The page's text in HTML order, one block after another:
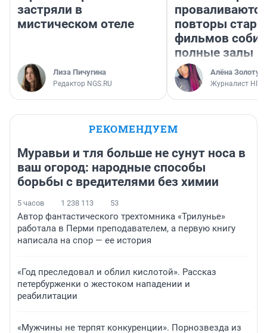
застряли в
мистическом отеле
Лиза Пичугина
Редактор NGS.RU
повторы
фильмов
полные залы
Алёна
Журналист НГС
РЕКОМЕНДУЕМ
Муравьи и тля больше не сунут носа в
ваш огород: народные способы
борьбы с вредителями без химии
5 часов 1 238 113 53
Автор фантастического трехтомника «Трилунье»
работала в Перми преподавателем, а первую книгу
написала на спор — ее история
«Год преследовал и облил кислотой». Рассказ
петербурженки о жестоком нападении и
реабилитации
«Мужчины не терпят конкуренции». Порнозвезда из